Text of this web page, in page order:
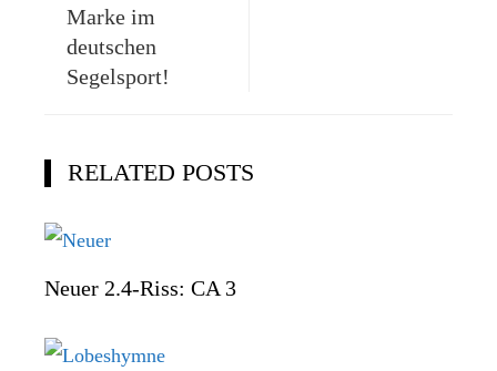
Marke im
deutschen
Segelsport!
RELATED POSTS
Neuer 2.4-Riss: CA 3